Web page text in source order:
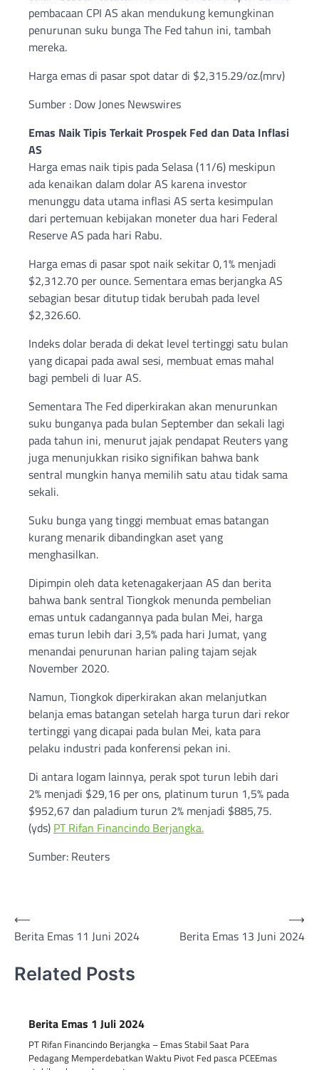
pembacaan CPI AS akan mendukung kemungkinan
penurunan suku bunga The Fed tahun ini, tambah
mereka.
Harga emas di pasar spot datar di $2,315.29/oz.(mrv)
Sumber : Dow Jones Newswires
Emas Naik Tipis Terkait Prospek Fed dan Data Inflasi
AS
Harga emas naik tipis pada Selasa (11/6) meskipun
ada kenaikan dalam dolar AS karena investor
menunggu data utama inflasi AS serta kesimpulan
dari pertemuan kebijakan moneter dua hari Federal
Reserve AS pada hari Rabu.
Harga emas di pasar spot naik sekitar 0,1% menjadi
$2,312.70 per ounce. Sementara emas berjangka AS
sebagian besar ditutup tidak berubah pada level
$2,326.60.
Indeks dolar berada di dekat level tertinggi satu bulan
yang dicapai pada awal sesi, membuat emas mahal
bagi pembeli di luar AS.
Sementara The Fed diperkirakan akan menurunkan
suku bunganya pada bulan September dan sekali lagi
pada tahun ini, menurut jajak pendapat Reuters yang
juga menunjukkan risiko signifikan bahwa bank
sentral mungkin hanya memilih satu atau tidak sama
sekali.
Suku bunga yang tinggi membuat emas batangan
kurang menarik dibandingkan aset yang
menghasilkan.
Dipimpin oleh data ketenagakerjaan AS dan berita
bahwa bank sentral Tiongkok menunda pembelian
emas untuk cadangannya pada bulan Mei, harga
emas turun lebih dari 3,5% pada hari Jumat, yang
menandai penurunan harian paling tajam sejak
November 2020.
Namun, Tiongkok diperkirakan akan melanjutkan
belanja emas batangan setelah harga turun dari rekor
tertinggi yang dicapai pada bulan Mei, kata para
pelaku industri pada konferensi pekan ini.
Di antara logam lainnya, perak spot turun lebih dari
2% menjadi $29,16 per ons, platinum turun 1,5% pada
$952,67 dan paladium turun 2% menjadi $885,75.
(yds) PT Rifan Financindo Berjangka.
Sumber: Reuters
Post
navigation
⟵
Berita Emas 11 Juni 2024
Berita Emas 13 Juni 2024
⟶
Related Posts
Berita Emas 1 Juli 2024
PT Rifan Financindo Berjangka – Emas Stabil Saat Para
Pedagang Memperdebatkan Waktu Pivot Fed pasca PCEEmas